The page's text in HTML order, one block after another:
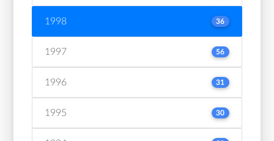
1998 36
1997 56
1996 31
1995 30